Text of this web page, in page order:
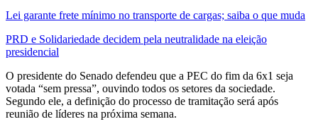
Lei garante frete mínimo no transporte de cargas; saiba o que muda
PRD e Solidariedade decidem pela neutralidade na eleição
presidencial
O presidente do Senado defendeu que a PEC do fim da 6x1 seja
votada “sem pressa”, ouvindo todos os setores da sociedade.
Segundo ele, a definição do processo de tramitação será após
reunião de líderes na próxima semana.